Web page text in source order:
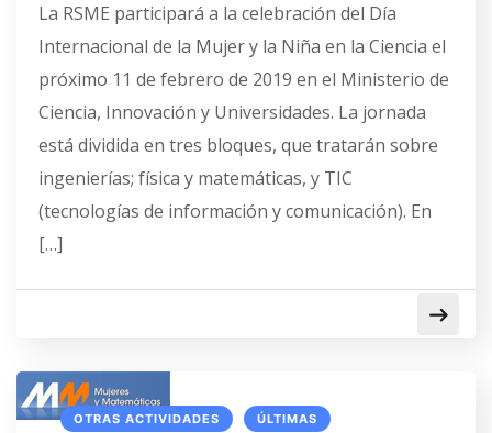
La RSME participará a la celebración del Día
Internacional de la Mujer y la Niña en la Ciencia el
próximo 11 de febrero de 2019 en el Ministerio de
Ciencia, Innovación y Universidades. La jornada
está dividida en tres bloques, que tratarán sobre
ingenierías; física y matemáticas, y TIC
(tecnologías de información y comunicación). En
[…]
OTRAS ACTIVIDADES ÚLTIMAS